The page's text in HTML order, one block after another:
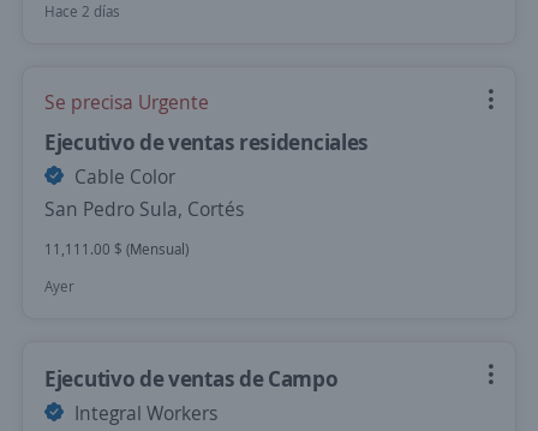
Hace 2 días
Se precisa Urgente
Ejecutivo de ventas residenciales
Cable Color
San Pedro Sula, Cortés
11,111.00 $ (Mensual)
Ayer
Ejecutivo de ventas de Campo
Integral Workers